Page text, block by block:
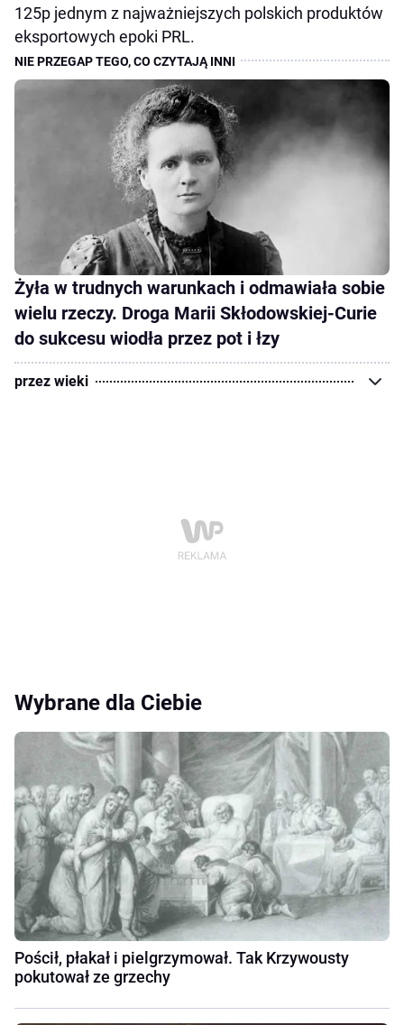
125p jednym z najważniejszych polskich produktów
eksportowych epoki PRL.
Żyła w trudnych warunkach i odmawiała sobie
wielu rzeczy. Droga Marii Skłodowskiej-Curie
do sukcesu wiodła przez pot i łzy
przez wieki
Wybrane dla Ciebie
Pościł, płakał i pielgrzymował. Tak Krzywousty
pokutował ze grzechy